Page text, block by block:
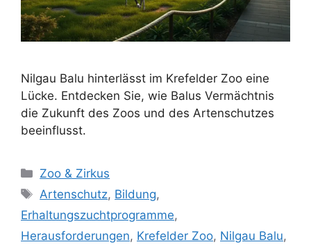
Nilgau Balu hinterlässt im Krefelder Zoo eine
Lücke. Entdecken Sie, wie Balus Vermächtnis
die Zukunft des Zoos und des Artenschutzes
beeinflusst.
K
a
e
g
Zoo & Zirkus
S
l
Artenschutz, Bildung,
Erhaltungszuchtprogramme,
Herausforderungen, Krefelder Zoo, Nilgau Balu,